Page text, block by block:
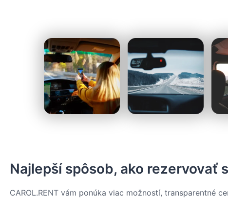
Najlepší spôsob, ako rezervovať
CAROL.RENT vám ponúka viac možností, transparentné